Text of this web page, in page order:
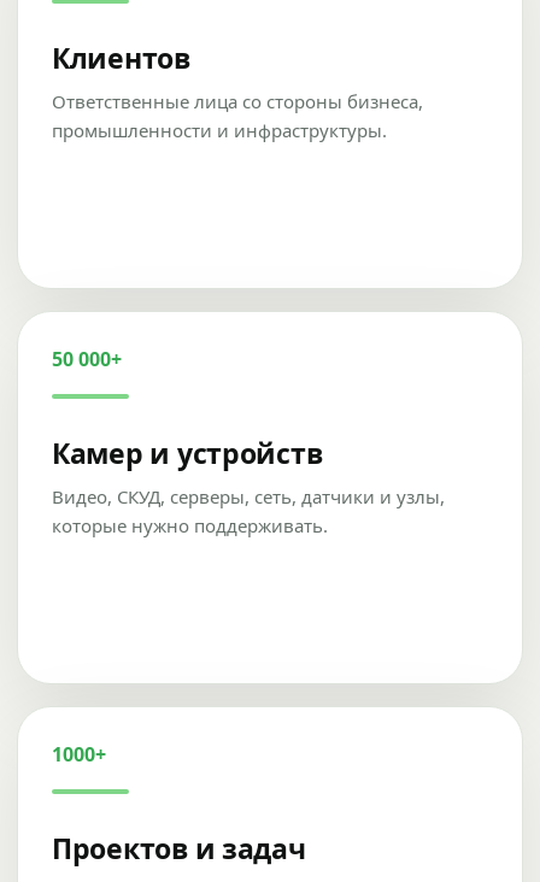
Клиентов
Ответственные лица со стороны бизнеса,
промышленности и инфраструктуры.
50 000+
Камер и устройств
Видео, СКУД, серверы, сеть, датчики и узлы,
которые нужно поддерживать.
1000+
Проектов и задач